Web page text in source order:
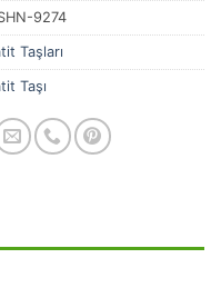
9274
Taşları
Taşı